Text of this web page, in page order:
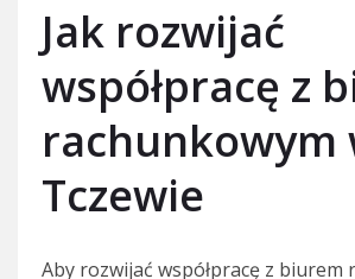
Jak rozwijać
współpracę z
rachunkowym
Tczewie
Aby rozwijać współpracę z biurem